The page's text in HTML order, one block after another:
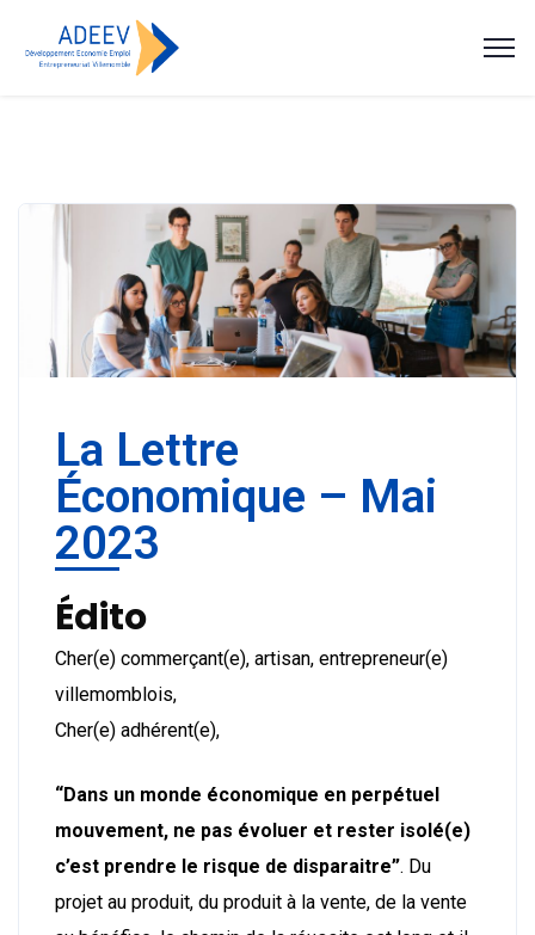
La Lettre
Économique – Mai
2023
Édito
Cher(e) commerçant(e), artisan, entrepreneur(e)
villemomblois,
Cher(e) adhérent(e),
“Dans un monde économique en perpétuel
mouvement, ne pas évoluer et rester isolé(e)
c’est prendre le risque de disparaitre”. Du
projet au produit, du produit à la vente, de la vente